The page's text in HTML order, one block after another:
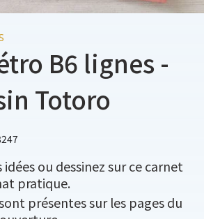
B6 lignes -
Totoro
ou dessinez sur ce carnet
pratique.
présentes sur les pages du